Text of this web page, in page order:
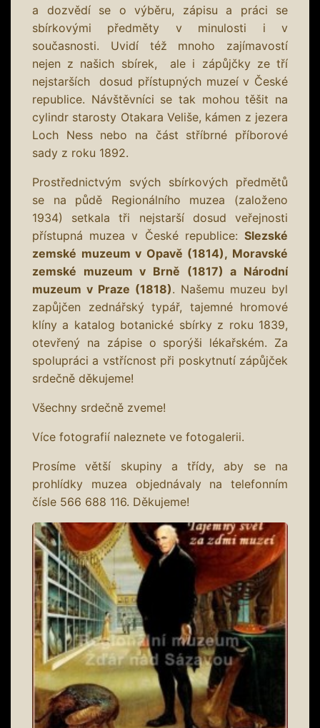
a dozvědí se o výběru, zápisu a práci se
sbírkovými předměty v minulosti i v
současnosti. Uvidí též mnoho zajímavostí
nejen z našich sbírek, ale i zápůjčky ze tří
nejstarších dosud přístupných muzeí v České
republice. Návštěvníci se tak mohou těšit na
cylindr starosty Otakara Veliše, kámen z jezera
Loch Ness nebo na část stříbrné příborové
sady z roku 1892.
Prostřednictvým svých sbírkových předmětů
se na půdě Regionálního muzea (založeno
1934) setkala tři nejstarší dosud veřejnosti
přístupná muzea v České republice: Slezské
zemské muzeum v Opavě (1814), Moravské
zemské muzeum v Brně (1817) a Národní
muzeum v Praze (1818). Našemu muzeu byl
zapůjčen zednářský typář, tajemné hromové
klíny a katalog botanické sbírky z roku 1839,
otevřený na zápise o sporýši lékařském. Za
spolupráci a vstřícnost při poskytnutí zápůjček
srdečně děkujeme!
Všechny srdečně zveme!
Více fotografií naleznete ve fotogalerii.
Prosíme větší skupiny a třídy, aby se na
prohlídky muzea objednávaly na telefonním
čísle 566 688 116. Děkujeme!